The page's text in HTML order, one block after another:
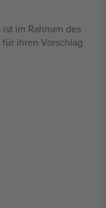
im Rahmen des
ihren Vorschlag